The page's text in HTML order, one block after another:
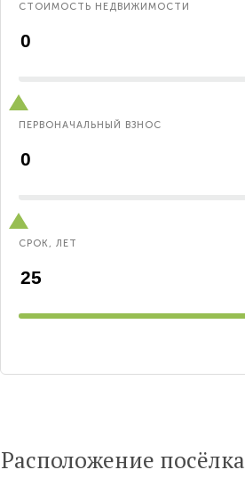
СТОИМОСТЬ НЕДВИЖИМОСТИ
ПЕРВОНАЧАЛЬНЫЙ ВЗНОС
СРОК, ЛЕТ
Расположение посёлка